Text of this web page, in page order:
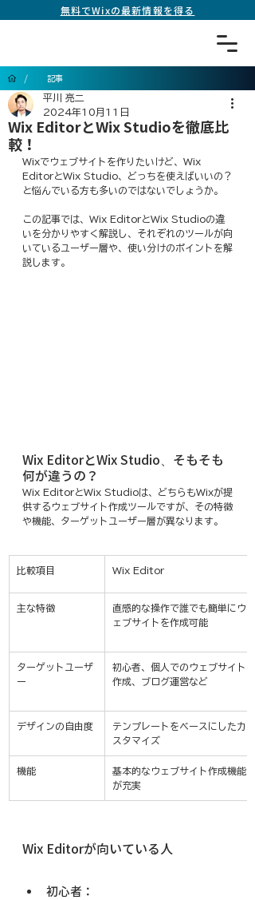
無料でWixの最新情報を得る
/ 記事
Wix EditorとWix Studioを徹底比
較！
平川 亮二
2024年10月11日
Wixでウェブサイトを作りたいけど、Wix
EditorとWix Studio、どっちを使えばいいの？
と悩んでいる方も多いのではないでしょうか。
この記事では、Wix EditorとWix Studioの違
いを分かりやすく解説し、それぞれのツールが向
いているユーザー層や、使い分けのポイントを解
説します。
Wix EditorとWix Studio、そもそも
何が違うの？
Wix EditorとWix Studioは、どちらもWixが提
供するウェブサイト作成ツールですが、その特徴
や機能、ターゲットユーザー層が異なります。
比較項目 Wix Editor
主な特徴
直感的な操作で誰でも簡単にウ
ェブサイトを作成可能
ターゲットユーザ
ー
初心者、個人でのウェブサイト
作成、ブログ運営など
デザインの自由度
テンプレートをベースにしたカ
スタマイズ
機能
基本的なウェブサイト作成機能
が充実
Wix Editorが向いている人
初心者：